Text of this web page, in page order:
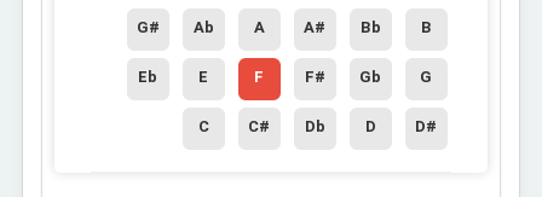
B
Bb
A#
A
Ab
G#
G
Gb
F#
F
E
Eb
D#
D
Db
C#
C